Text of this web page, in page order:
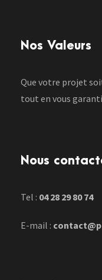
Nos Valeurs
Que votre projet
tout en vous
Nous
Tel : 04 28 29 80 74
E-mail :